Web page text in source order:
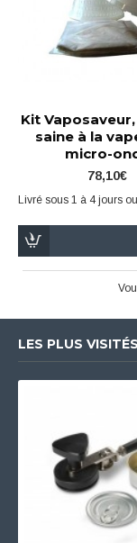
Kit
saine à la
micro-
78,10€
Livré sous 1 à 4 jours
LES PLUS VISITÉS